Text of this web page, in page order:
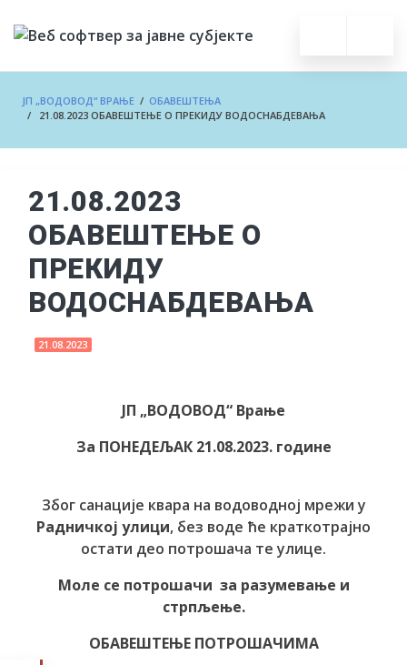
ЈП „ВОДОВОД“ ВРАЊЕ / ОБАВЕШТЕЊА
/ 21.08.2023 ОБАВЕШТЕЊЕ О ПРЕКИДУ ВОДОСНАБДЕВАЊА
21.08.2023
ОБАВЕШТЕЊЕ О
ПРЕКИДУ
ВОДОСНАБДЕВАЊА
21.08.2023
ЈП „ВОДОВОД“ Врање
За ПОНЕДЕЉАК 21.08.2023. године
Због санације квара на водоводној мрежи у
Радничкој улици, без воде ће краткотрајно
остати део потрошача те улице.
Моле се потрошачи за разумевање и
стрпљење.
ОБАВЕШТЕЊЕ ПОТРОШАЧИМА